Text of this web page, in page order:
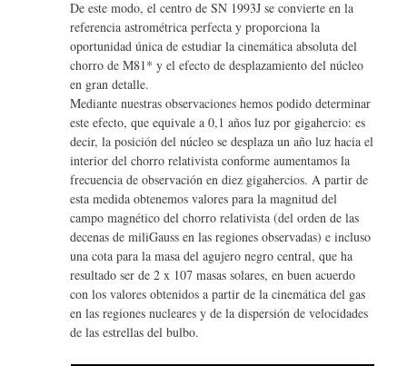
De este modo, el centro de SN 1993J se convierte en la
referencia astrométrica perfecta y proporciona la
oportunidad única de estudiar la cinemática absoluta del
chorro de M81* y el efecto de desplazamiento del núcleo
en gran detalle.
Mediante nuestras observaciones hemos podido determinar
este efecto, que equivale a 0,1 años luz por gigahercio: es
decir, la posición del núcleo se desplaza un año luz hacia el
interior del chorro relativista conforme aumentamos la
frecuencia de observación en diez gigahercios. A partir de
esta medida obtenemos valores para la magnitud del
campo magnético del chorro relativista (del orden de las
decenas de miliGauss en las regiones observadas) e incluso
una cota para la masa del agujero negro central, que ha
resultado ser de 2 x 107 masas solares, en buen acuerdo
con los valores obtenidos a partir de la cinemática del gas
en las regiones nucleares y de la dispersión de velocidades
de las estrellas del bulbo.